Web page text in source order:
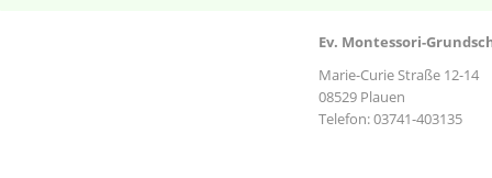
Ev. Montessori-
Marie-Curie Straße 12-14
08529 Plauen
Telefon: 03741-403135